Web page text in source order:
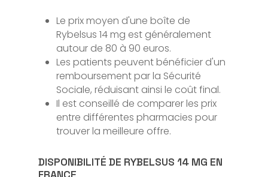
Le prix moyen d'une boîte de
Rybelsus 14 mg est généralement
autour de 80 à 90 euros.
Les patients peuvent bénéficier d'un
remboursement par la Sécurité
Sociale, réduisant ainsi le coût final.
Il est conseillé de comparer les prix
entre différentes pharmacies pour
trouver la meilleure offre.
DISPONIBILITÉ DE RYBELSUS 14 MG EN